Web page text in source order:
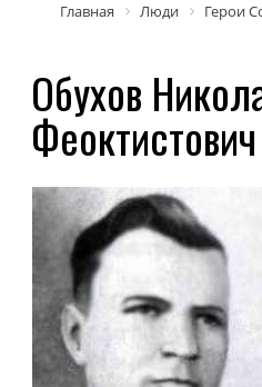
Главная Люди Герои
Обухов
Феоктистович